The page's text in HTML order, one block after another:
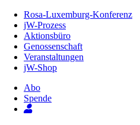
Inhalt
Seite
Rosa-Luxemburg-Konferenz
jW-Prozess
Aktionsbüro
Genossenschaft
Veranstaltungen
jW-Shop
Abo
Spende